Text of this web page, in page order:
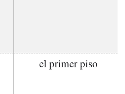
el primer piso